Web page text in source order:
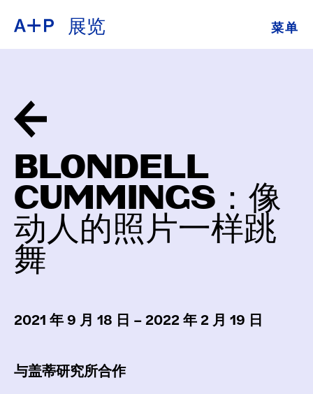
展览 菜单
关于
教育
培养青年
展览
公共项目
档案
捐
ENGLISH
ESPAÑOL
普通话
日本語
BLONDELL
CUMMINGS：像
动人的照片一样跳
舞
2021 年 9 月 18 日 – 2022 年 2 月 19 日
与盖蒂研究所合作